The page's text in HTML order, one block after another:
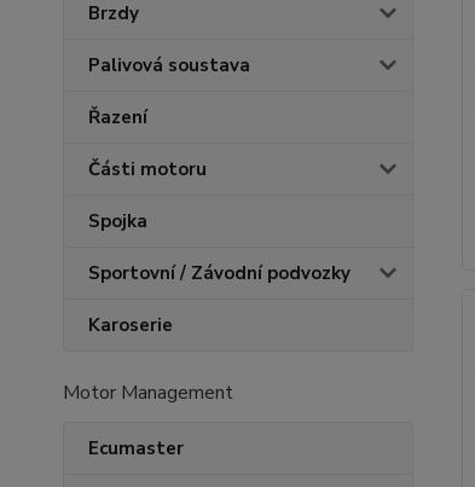
Brzdy
Palivová soustava
Řazení
Části motoru
Spojka
Sportovní / Závodní podvozky
Karoserie
Motor Management
Ecumaster